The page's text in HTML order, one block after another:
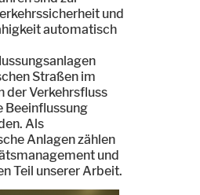
und
automatisch
Straßen im
der Verkehrsfluss
Beeinflussung
Als
Anlagen zählen
und
Teil unserer Arbeit.